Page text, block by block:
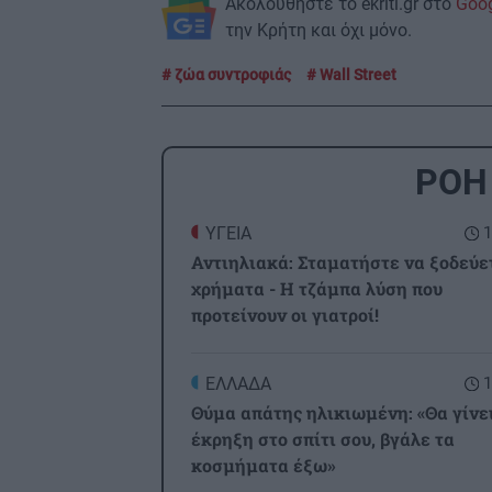
την Κρήτη και όχι μόνο.
ζώα συντροφιάς Wall Street
ΡΟΗ
ΥΓΕΙΑ
Αντιηλιακά: Σταματήστε να
χρήματα - Η τζάμπα λύση που
προτείνουν οι γιατροί!
ΕΛΛΑΔΑ
Θύμα απάτης ηλικιωμένη: «Θα
έκρηξη στο σπίτι σου, βγάλε τα
κοσμήματα έξω»